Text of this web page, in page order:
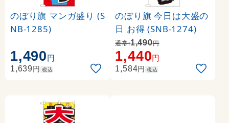
のぼり旗 マンガ盛り (S
NB-1285)
1,490円
1,639円 税込
のぼり旗 今日は大盛の
日 お得 (SNB-1274)
通常:1,490円
1,440円
1,584円 税込